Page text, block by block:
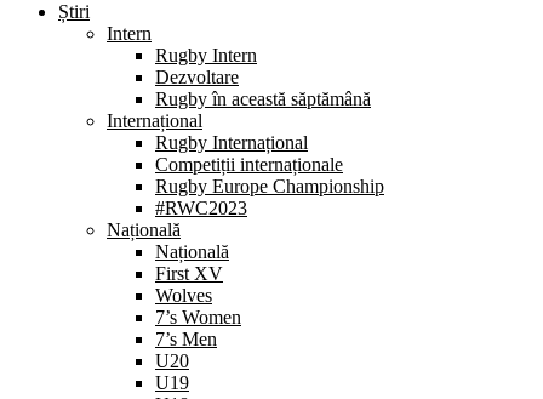
Știri
Intern
Rugby Intern
Dezvoltare
Rugby în această săptămână
Internațional
Rugby Internațional
Competiții internaționale
Rugby Europe Championship
#RWC2023
Națională
Națională
First XV
Wolves
7’s Women
7’s Men
U20
U19